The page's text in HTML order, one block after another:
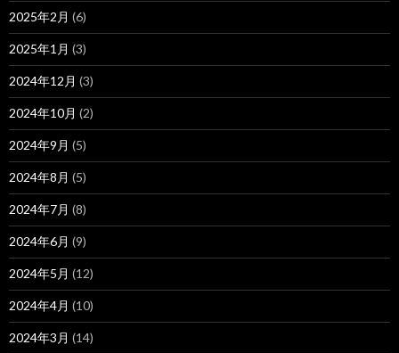
2025年2月 (6)
2025年1月 (3)
2024年12月 (3)
2024年10月 (2)
2024年9月 (5)
2024年8月 (5)
2024年7月 (8)
2024年6月 (9)
2024年5月 (12)
2024年4月 (10)
2024年3月 (14)